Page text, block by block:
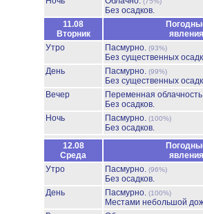
Без осадков.
11.08
Вторник
явления
Утро
Пасмурно. (93%)
Без существенных
День
Пасмурно. (99%)
Без существенных
Вечер
Переменная
Без осадков.
Ночь
Пасмурно. (100%)
Без осадков.
12.08
Среда
явления
Утро
Пасмурно. (96%)
Без осадков.
День
Пасмурно. (100%)
Местами небольшой